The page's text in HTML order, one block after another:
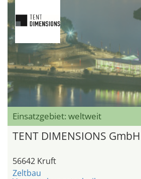
Einsatzgebiet: weltweit
TENT DIMENSIONS GmbH
56642 Kruft
Zeltbau